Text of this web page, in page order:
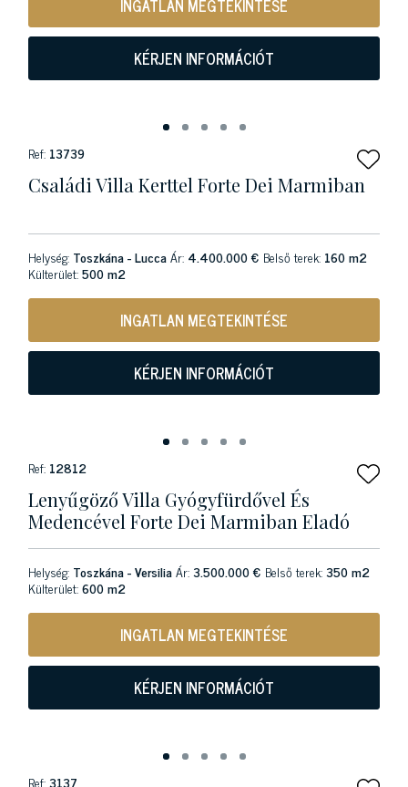
INGATLAN MEGTEKINTÉSE
KÉRJEN INFORMÁCIÓT
Ref: 13739
Családi Villa Kerttel Forte Dei Marmiban
Helység: Toszkána - LuccaÁr: 4.400.000 € Belső terek: 160 m2
Külterület:500 m2
INGATLAN MEGTEKINTÉSE
KÉRJEN INFORMÁCIÓT
Ref: 12812
Lenyűgöző Villa Gyógyfürdővel És
Medencével Forte Dei Marmiban Eladó
Helység: Toszkána - VersiliaÁr:3.500.000 € Belső terek:350 m2
Külterület:600 m2
INGATLAN MEGTEKINTÉSE
KÉRJEN INFORMÁCIÓT
Ref:3137